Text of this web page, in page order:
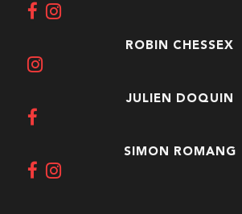
ROBIN CHESSEX
JULIEN DOQUIN
SIMON ROMANG